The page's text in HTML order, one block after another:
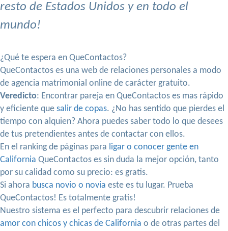
resto de Estados Unidos y en todo el
mundo!
¿Qué te espera en QueContactos?
QueContactos es una web de relaciones personales a modo
de agencia matrimonial online de carácter gratuito.
Veredicto: Encontrar pareja en QueContactos es mas rápido
y eficiente que salir de copas. ¿No has sentido que pierdes el
tiempo con alquien? Ahora puedes saber todo lo que desees
de tus pretendientes antes de contactar con ellos.
En el ranking de páginas para ligar o conocer gente en
California QueContactos es sin duda la mejor opción, tanto
por su calidad como su precio: es gratis.
Si ahora busca novio o novia este es tu lugar. Prueba
QueContactos! Es totalmente gratis!
Nuestro sistema es el perfecto para descubrir relaciones de
amor con chicos y chicas de California o de otras partes del